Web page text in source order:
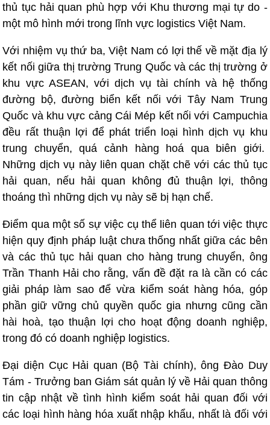
thủ tục hải quan phù hợp với Khu thương mại tự do -
một mô hình mới trong lĩnh vực logistics Việt Nam.
Với nhiệm vụ thứ ba, Việt Nam có lợi thế về mặt địa lý
kết nối giữa thị trường Trung Quốc và các thị trường ở
khu vực ASEAN, với dịch vụ tài chính và hệ thống
đường bộ, đường biển kết nối với Tây Nam Trung
Quốc và khu vực cảng Cái Mép kết nối với Campuchia
đều rất thuận lợi để phát triển loại hình dịch vụ khu
trung chuyển, quá cảnh hàng hoá qua biên giới.
Những dịch vụ này liên quan chặt chẽ với các thủ tục
hải quan, nếu hải quan không đủ thuận lợi, thông
thoáng thì những dịch vụ này sẽ bị hạn chế.
Điểm qua một số sự việc cụ thể liên quan tới việc thực
hiện quy định pháp luật chưa thống nhất giữa các bên
và các thủ tục hải quan cho hàng trung chuyển, ông
Trần Thanh Hải cho rằng, vấn đề đặt ra là cần có các
giải pháp làm sao để vừa kiểm soát hàng hóa, góp
phần giữ vững chủ quyền quốc gia nhưng cũng cần
hài hoà, tạo thuận lợi cho hoạt động doanh nghiệp,
trong đó có doanh nghiệp logistics.
Đại diện Cục Hải quan (Bộ Tài chính), ông Đào Duy
Tám - Trưởng ban Giám sát quản lý về Hải quan thông
tin cập nhật về tình hình kiểm soát hải quan đối với
các loại hình hàng hóa xuất nhập khẩu, nhất là đối với